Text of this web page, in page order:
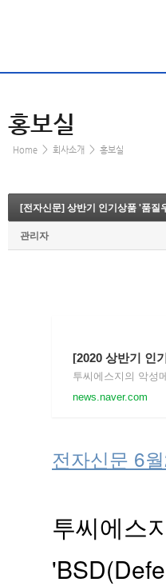
홍보실
Home > 회사소개 > 홍보실
[전자신문] 상반기 인기상품 '품질
관리자
news.naver.com
전자신문 6
투씨에스